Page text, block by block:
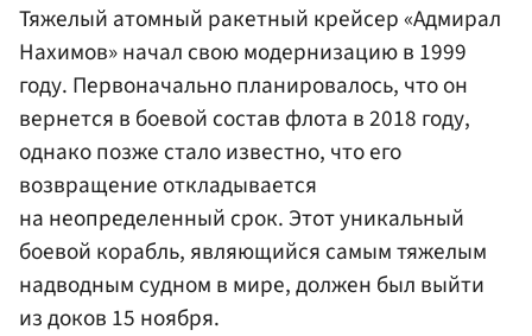
Тяжелый атомный ракетный крейсер «Адмирал
Нахимов» начал свою модернизацию в 1999
году. Первоначально планировалось, что он
вернется в боевой состав флота в 2018 году,
однако позже стало известно, что его
возвращение откладывается
на неопределенный срок. Этот уникальный
боевой корабль, являющийся самым тяжелым
надводным судном в мире, должен был выйти
из доков 15 ноября.